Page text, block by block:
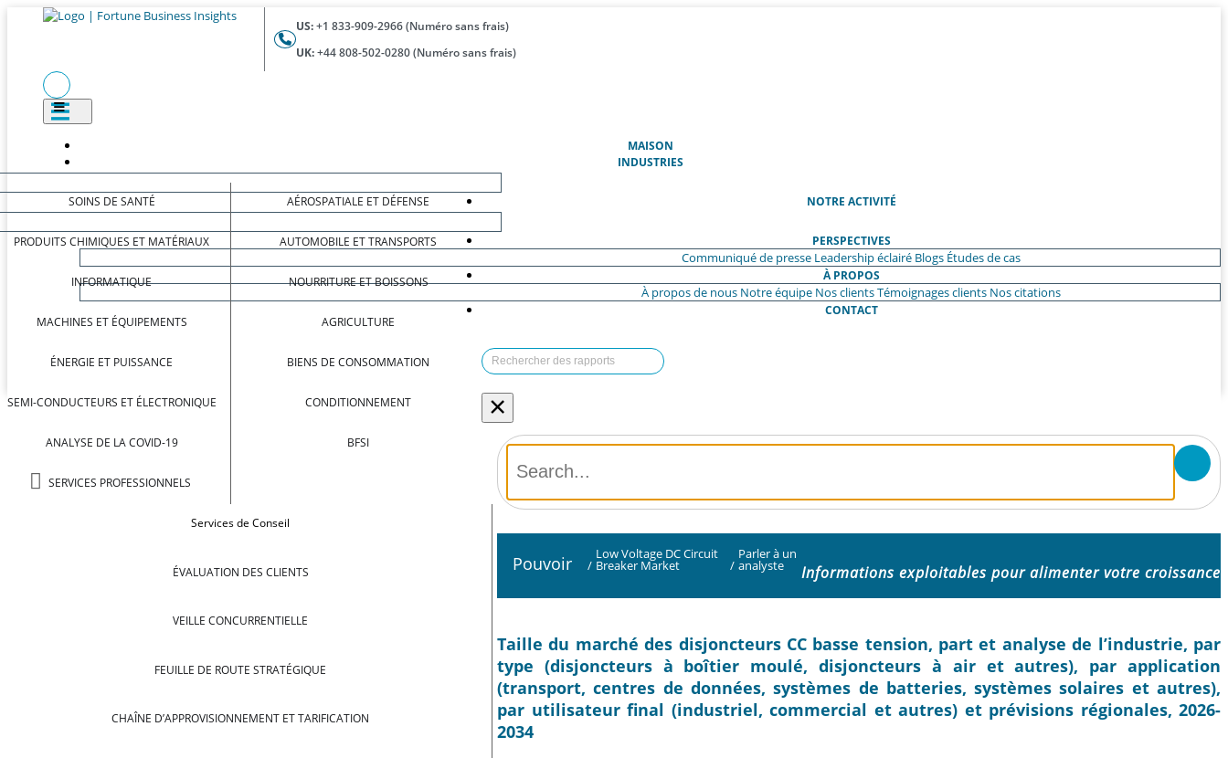
US:+1 833-909-2966 (Numéro sans frais)
UK:+44 808-502-0280 (Numéro sans frais)
MAISON(ACTUEL)
INDUSTRIES
SOINS DE SANTÉ
PRODUITS CHIMIQUES ET MATÉRIAUX
INFORMATIQUE
MACHINES ET ÉQUIPEMENTS
ÉNERGIE ET PUISSANCE
SEMI-CONDUCTEURS ET ÉLECTRONIQUE
ANALYSE DE LA COVID-19
SERVICES PROFESSIONNELS
AÉROSPATIALE ET DÉFENSE
AUTOMOBILE ET TRANSPORTS
NOURRITURE ET BOISSONS
AGRICULTURE
BIENS DE CONSOMMATION
CONDITIONNEMENT
BFSI
NOTRE ACTIVITÉ
Services de Conseil
ÉVALUATION DES CLIENTS
VEILLE CONCURRENTIELLE
FEUILLE DE ROUTE STRATÉGIQUE
CHAÎNE D’APPROVISIONNEMENT ET TARIFICATION
PERSPECTIVES
Communiqué de presse Leadership éclairé Blogs Études de cas
À PROPOS
À propos de nous Notre équipe Nos clientsTémoignages clients Nos citations
CONTACT
×
Pouvoir /
Low Voltage DC Circuit
Breaker Market /
Parler à un
analyste Informations exploitables pour alimenter votre croissance
Taille du marché des disjoncteurs CC basse tension, part et analyse de l’industrie, par
type (disjoncteurs à boîtier moulé, disjoncteurs à air et autres), par application
(transport, centres de données, systèmes de batteries, systèmes solaires et autres),
par utilisateur final (industriel, commercial et autres) et prévisions régionales, 2026-
2034